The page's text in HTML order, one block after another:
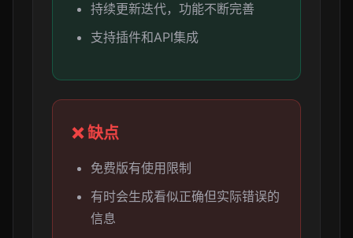
持续更新迭代，功能不断完善
支持插件和API集成
❌ 缺点
免费版有使用限制
有时会生成看似正确但实际错误的
信息